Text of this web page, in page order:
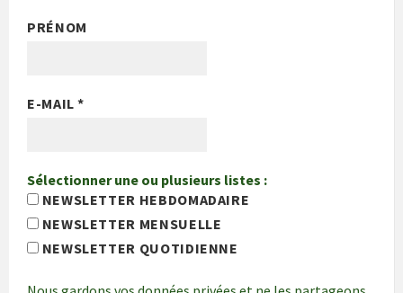
PRÉNOM
E-MAIL*
Sélectionner une ou plusieurs listes :
NEWSLETTER HEBDOMADAIRE
NEWSLETTER MENSUELLE
NEWSLETTER QUOTIDIENNE